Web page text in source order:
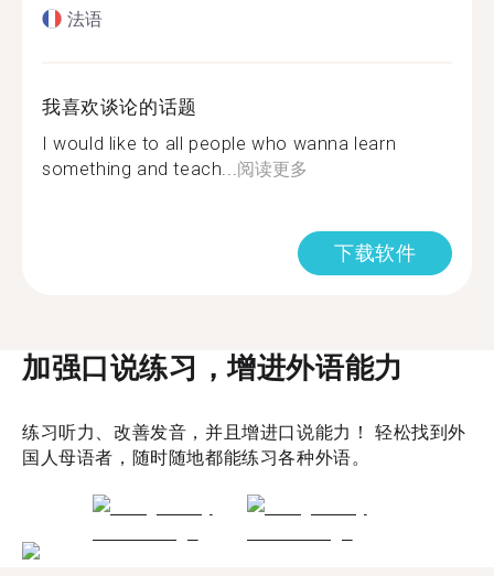
法语
我喜欢谈论的话题
I would like to all people who wanna learn
something and teach... 阅读更多
下载软件
加强口说练习，增进外语能力
练习听力、改善发音，并且增进口说能力！ 轻松找到外
国人母语者，随时随地都能练习各种外语。